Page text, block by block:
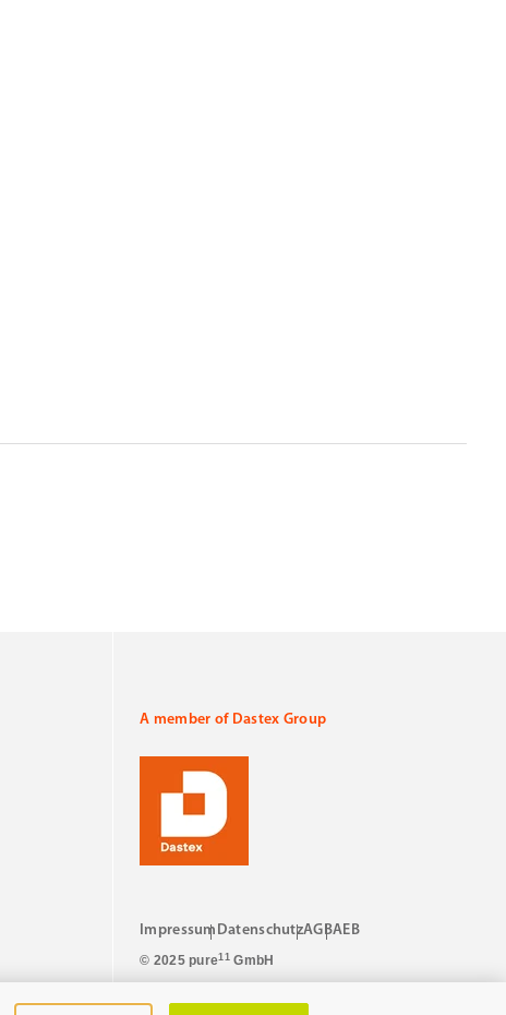
A member of Dastex Group
Impressum DatenschutzAGBAEB
© 2025 pure11 GmbH